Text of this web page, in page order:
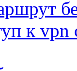
к vpn